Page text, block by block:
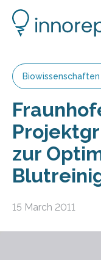
zur
15 March 2011